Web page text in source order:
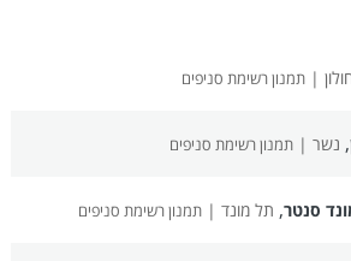
|תמנון רשימת סניפים
, נשר |תמנון רשימת סניפים
סנטר, תל מונד |תמנון רשימת סניפים